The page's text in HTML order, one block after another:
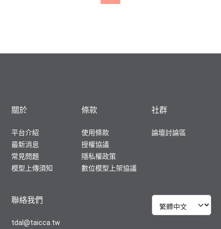
關於
平台介紹
最新消息
常見問題
模型上傳須知
條款
使用條款
授權協議
隱私權政策
數位模型上架協議
社群
論壇討論區
聯絡我們
tdal@taicca.tw